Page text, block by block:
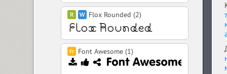
Flox Rounded (2)
Font Awesome (1)